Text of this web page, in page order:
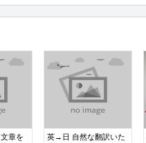
章を
英→日 自然な翻訳いた